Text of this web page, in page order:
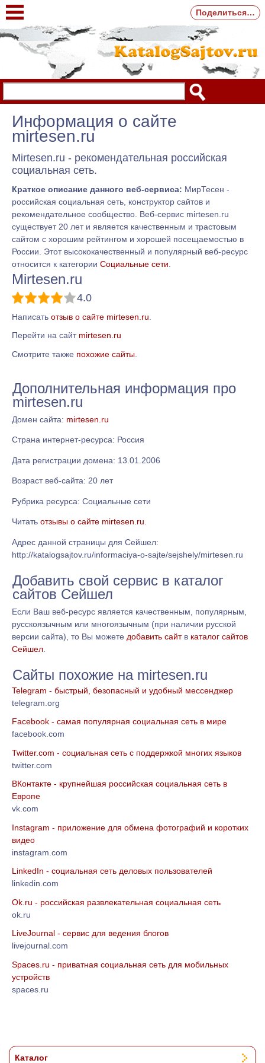
Информация о сайте
mirtesen.ru
Mirtesen.ru - рекомендательная российская
социальная сеть.
Краткое описание данного веб-сервиса: МирТесен -
российская социальная сеть, конструктор сайтов и
рекомендательное сообщество. Веб-сервис mirtesen.ru
существует 20 лет и является качественным и трастовым
сайтом с хорошим рейтингом и хорошей посещаемостью в
России. Этот высококачественный и популярный веб-ресурс
относится к категории Социальные сети
Mirtesen.ru
4.0
Написать отзыв о сайте mirtesen.ru
Перейти на сайт mirtesen.ru
Смотрите также похожие сайты
Дополнительная информация про
mirtesen.ru
Домен сайта: mirtesen.ru
Страна интернет-ресурса: Россия
Дата регистрации домена: 13.01.2006
Возраст веб-сайта: 20 лет
Рубрика ресурса: Социальные сети
Читать отзывы о сайте mirtesen.ru
Адрес данной страницы для Сейшел:
http://katalogsajtov.ru/informaciya-o-sajte/sejshely/mirtesen.ru
Добавить свой сервис в каталог
сайтов Сейшел
Если Ваш веб-ресурс является качественным, популярным,
русскоязычным или многоязычным (при наличии русской
версии сайта), то Вы можете добавить сайтв каталог сайтов
Сейшел
Сайты похожие на mirtesen.ru
Telegram - быстрый, безопасный и удобный мессенджер
telegram.org
Facebook - самая популярная социальная сеть в мире
facebook.com
Twitter.com - социальная сеть с поддержкой многих языков
twitter.com
ВКонтакте - крупнейшая российская социальная сеть в
Европе
vk.com
Instagram - приложение для обмена фотографий и коротких
видео
instagram.com
LinkedIn - социальная сеть деловых пользователей
linkedin.com
Ok.ru - российская развлекательная социальная сеть
ok.ru
LiveJournal - сервис для ведения блогов
livejournal.com
Spaces.ru - приватная социальная сеть для мобильных
устройств
spaces.ru
Каталог
Поделиться…